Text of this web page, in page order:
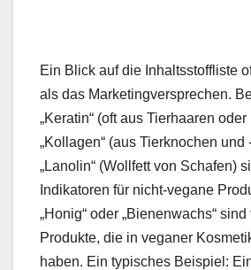
Ein Blick auf die Inhaltsstoffliste
als das Marketingversprechen.
„Keratin“ (oft aus Tierhaaren oder
„Kollagen“ (aus Tierknochen und
„Lanolin“ (Wollfett von Schafen)
Indikatoren für nicht-vegane
„Honig“ oder „Bienenwachs“
Produkte, die in veganer
haben. Ein typisches Beispiel: